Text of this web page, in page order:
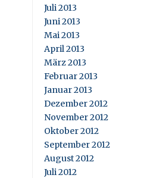
Juli 2013
Juni 2013
Mai 2013
April 2013
März 2013
Februar 2013
Januar 2013
Dezember 2012
November 2012
Oktober 2012
September 2012
August 2012
Juli 2012